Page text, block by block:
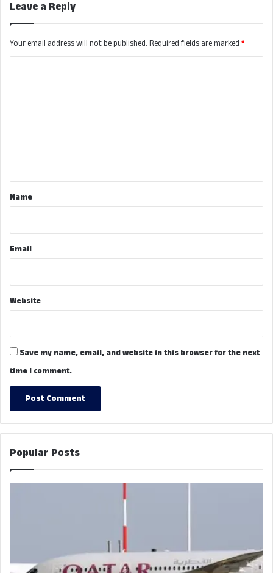
Leave a Reply
Your email address will not be published. Required fields are marked *
*Name
Email
Website
Save my name, email, and website in this browser for the next
time I comment.
Popular Posts